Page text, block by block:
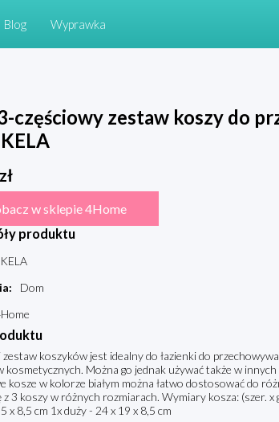
Blog Wyprawka
częściowy zestaw koszy do
zł
w sklepie 4Home
produktu
KELA
:
Dom
zestaw koszyków jest idealny do łazienki do
kosmetycznych. Można go jednak używać także w
kosze w kolorze białym można łatwo dostosować do
z 3 koszy w różnych rozmiarach. Wymiary kosza: (szer. x
x 8,5 cm 1x duży - 24 x 19 x 8,5 cm